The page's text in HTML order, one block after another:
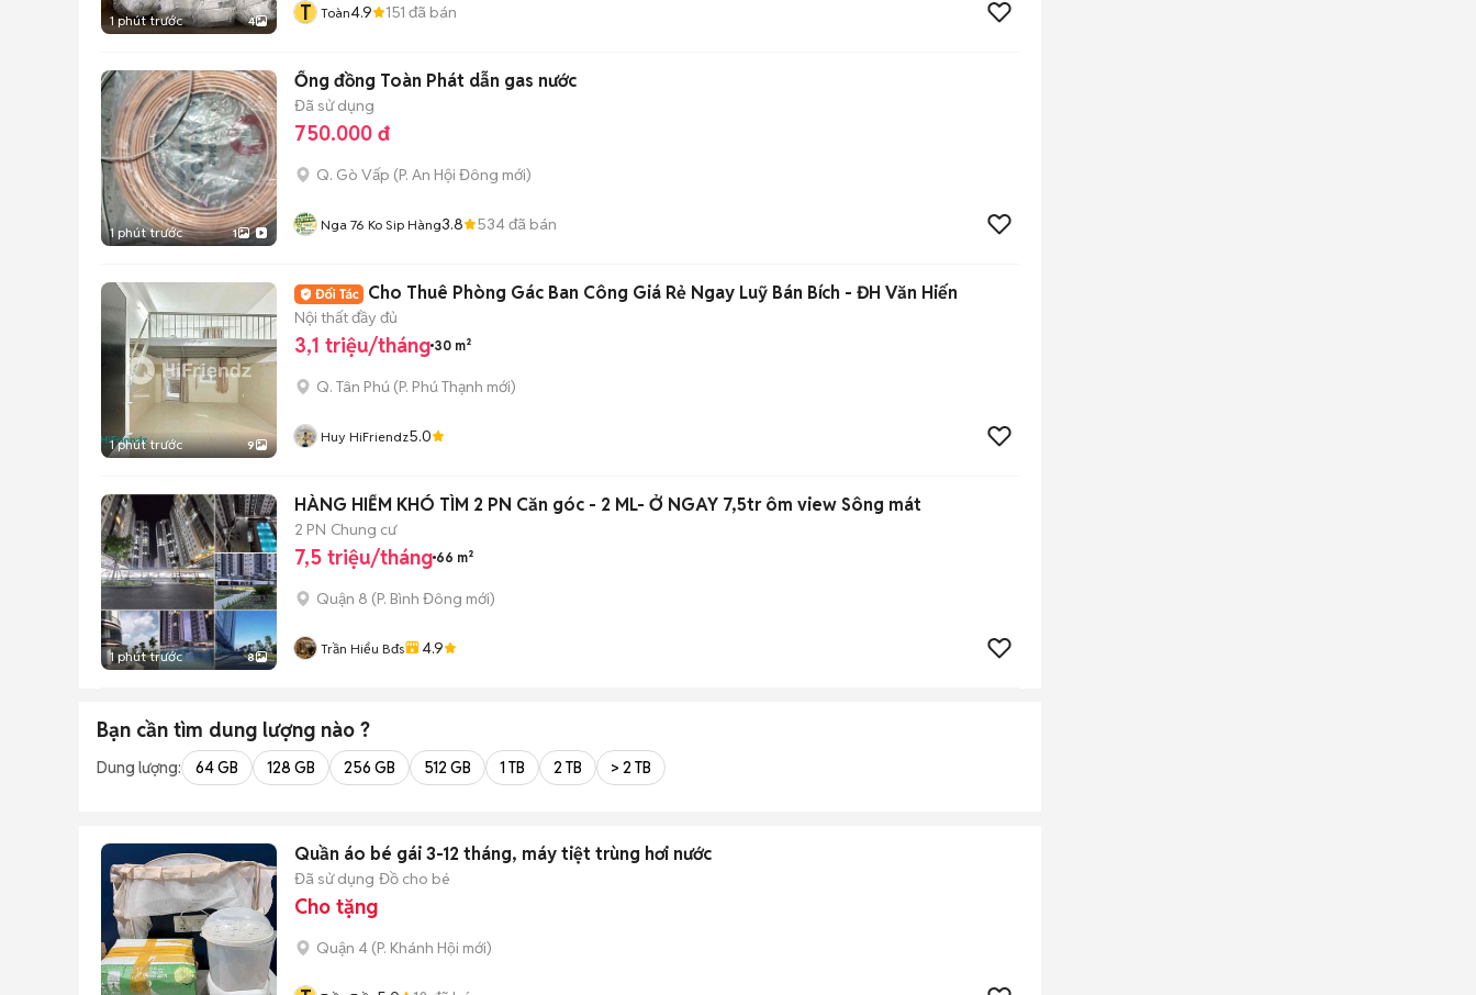
1 phút trước 4 T Toàn4.9 151 đã bán
1 phút trước 1
Ống đồng Toàn Phát dẫn gas nước
Đã sử dụng
750.000 đ
Q. Gò Vấp (P. An Hội Đông mới)
Nga 76 Ko Sip Hàng3.8 534đã bán
1 phút trước 9
Cho Thuê Phòng Gác Ban Công Giá Rẻ Ngay Luỹ Bán Bích - ĐH Văn Hiến
Nội thất đầy đủ
3,1 triệu/tháng 30 m²
Q. Tân Phú (P. Phú Thạnh mới)
Huy HiFriendz5.0
1 phút trước 8
HÀNG HIẾM KHÓ TÌM 2 PN Căn góc - 2 ML- Ở NGAY 7,5tr ôm view Sông mát
2 PN Chung cư
7,5 triệu/tháng 66 m²
Quận 8 (P. Bình Đông mới)
Trần Hiểu Bđs 4.9
Bạn cần tìm dung lượng nào ?
Dung lượng: 64 GB 128 GB 256 GB 512 GB 1 TB 2 TB > 2 TB
Quần áo bé gái 3-12 tháng, máy tiệt trùng hơi nước
Đã sử dụng Đồ cho bé
Cho tặng
Quận 4 (P. Khánh Hội mới)